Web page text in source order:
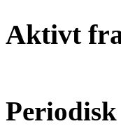
Aktivt